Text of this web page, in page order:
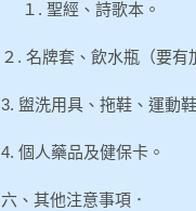
１. 聖經、詩歌本。
２. 名牌套、飲水瓶（要有
3. 盥洗用具、拖鞋、運動
4. 個人藥品及健保卡。
六、其他注意事項．